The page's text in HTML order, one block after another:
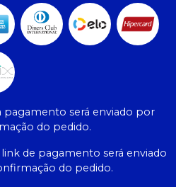
pagamento será enviado por
do pedido.
link de pagamento será enviado
do pedido.